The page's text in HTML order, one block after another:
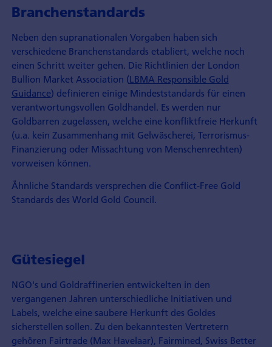
Branchenstandards
Neben den supranationalen Vorgaben haben sich
verschiedene Branchenstandards etabliert, welche noch
einen Schritt weiter gehen. Die Richtlinien der London
Bullion Market Association (LBMA Responsible Gold
Guidance) definieren einige Mindeststandards für einen
verantwortungsvollen Goldhandel. Es werden nur
Goldbarren zugelassen, welche eine konfliktfreie Herkunft
(u.a. kein Zusammenhang mit Gelwäscherei, Terrorismus-
Finanzierung oder Missachtung von Menschenrechten)
vorweisen können.
Ähnliche Standards versprechen die Conflict-Free Gold
Standards des World Gold Council.
Gütesiegel
NGO's und Goldraffinerien entwickelten in den
vergangenen Jahren unterschiedliche Initiativen und
Labels, welche eine saubere Herkunft des Goldes
sicherstellen sollen. Zu den bekanntesten Vertretern
gehören Fairtrade (Max Havelaar), Fairmined, Swiss Better